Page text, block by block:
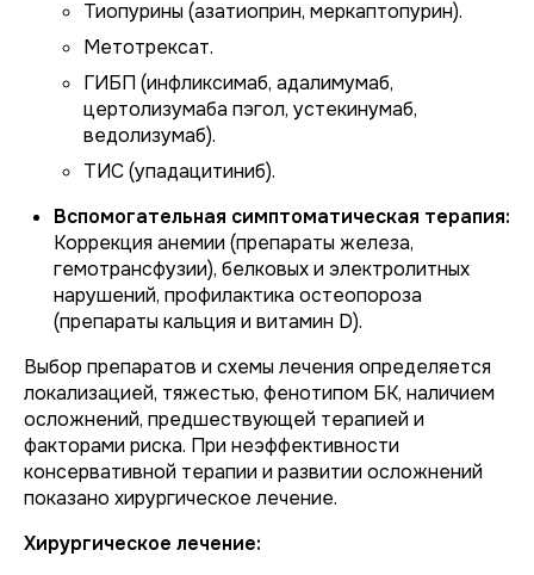
Тиопурины (азатиоприн, меркаптопурин).
Метотрексат.
ГИБП (инфликсимаб, адалимумаб,
цертолизумаба пэгол, устекинумаб,
ведолизумаб).
ТИС (упадацитиниб).
Вспомогательная симптоматическая терапия:
Коррекция анемии (препараты железа,
гемотрансфузии), белковых и электролитных
нарушений, профилактика остеопороза
(препараты кальция и витамин D).
Выбор препаратов и схемы лечения определяется
локализацией, тяжестью, фенотипом БК, наличием
осложнений, предшествующей терапией и
факторами риска. При неэффективности
консервативной терапии и развитии осложнений
показано хирургическое лечение.
Хирургическое лечение: